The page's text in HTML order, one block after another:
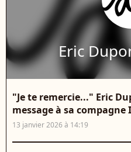
Eric
"Je te remercie..." Eric
message à sa compagne
13 janvier 2026 à 14:19